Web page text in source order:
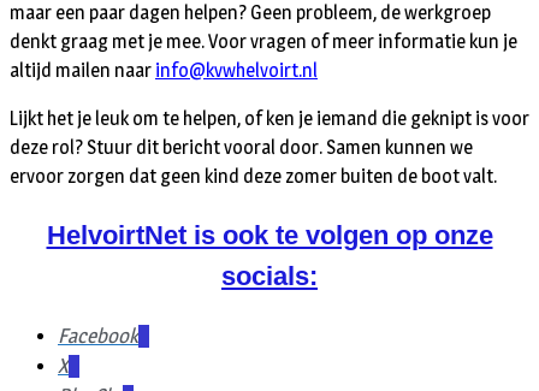
maar een paar dagen helpen? Geen probleem, de werkgroep
denkt graag met je mee. Voor vragen of meer informatie kun je
altijd mailen naar info@kvwhelvoirt.nl
Lijkt het je leuk om te helpen, of ken je iemand die geknipt is voor
deze rol? Stuur dit bericht vooral door. Samen kunnen we
ervoor zorgen dat geen kind deze zomer buiten de boot valt.
HelvoirtNet is ook te volgen op onze
socials:
Facebook
X